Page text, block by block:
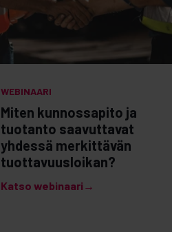
WEBINAARI
Miten kunnossapito ja
tuotanto saavuttavat
yhdessä merkittävän
tuottavuusloikan?
Katso webinaari→